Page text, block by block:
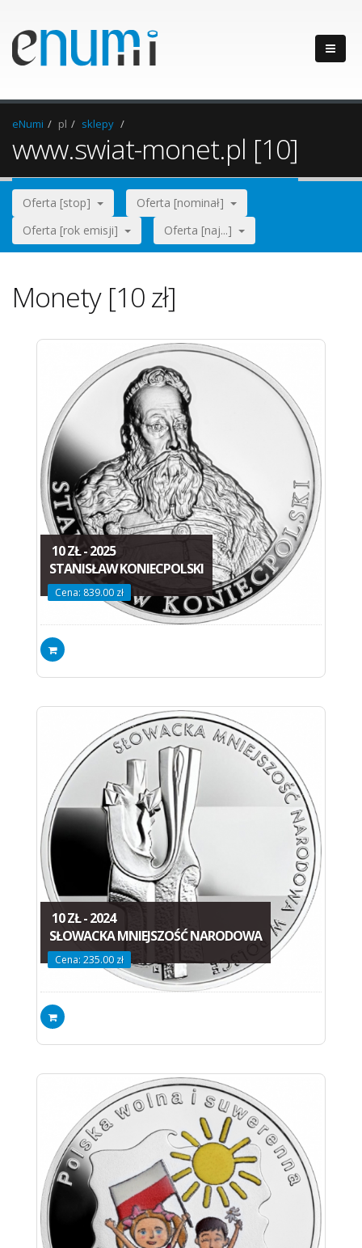
eNumi pl sklepy
www.swiat-monet.pl [10]
Oferta [stop]
Oferta [nominał]
Oferta [rok emisji]
Oferta [naj...]
Monety [10 zł]
10 ZŁ - 2025
STANISŁAW KONIECPOLSKI
Cena: 839.00 zł
10 ZŁ - 2024
SŁOWACKA MNIEJSZOŚĆ NARODOWA
Cena: 235.00 zł